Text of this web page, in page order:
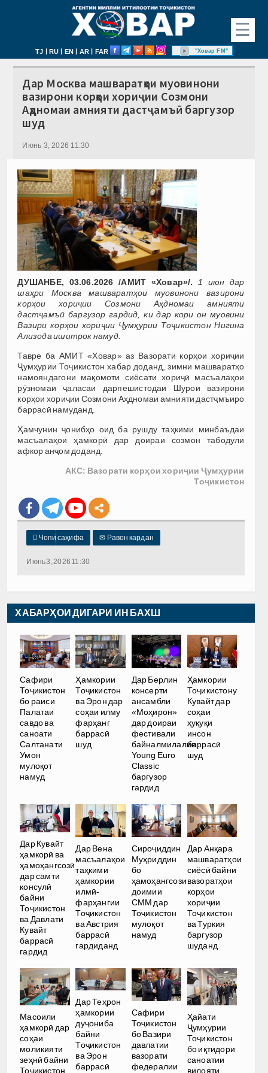
☰
TJ | RU | EN | AR | FAR "Ховар FM"
Дар Москва машваратҳои муовинони
вазирони корҳои хориҷии Созмони
Аҳдномаи амнияти дастҷамъӣ баргузор
шуд
Июнь 3, 2026 11:30
ДУШАНБЕ, 03.06.2026 /АМИТ «Ховар»/.
1 июн дар
шаҳри Москва машваратҳои муовинони вазирони
корҳои хориҷии Созмони Аҳдномаи амнияти
дастҷамъӣ баргузор гардид, ки дар кори он муовини
Вазири корҳои хориҷии Ҷумҳурии Тоҷикистон Нигина
Ализода ишитрок намуд.
Тавре ба АМИТ «Ховар» аз Вазорати корҳои хориҷии
Ҷумҳурии Тоҷикистон хабар доданд, зимни машваратҳо
намояндагони мақомоти сиёсати хориҷӣ масъалаҳои
рӯзномаи ҷаласаи дарпешистодаи Шурои вазирони
корҳои хориҷии Созмони Аҳдномаи амнияти дастҷмъиро
баррасӣ намуданд.
Ҳамчунин ҷонибҳо оид ба рушду таҳкими минбаъдаи
масъалаҳои ҳамкорӣ дар доираи созмон табодули
афкор анҷом доданд.
АКС: Вазорати корҳои хориҷии Ҷумҳурии
Тоҷикистон
 Чопи саҳифа ✉ Равон кардан
Июнь 3, 2026 11:30
ХАБАРҲОИ ДИГАРИ ИН БАХШ
Сафири
Тоҷикистон
бо раиси
Палатаи
савдо ва
саноати
Салтанати
Умон
мулоқот
намуд
Ҳамкории
Тоҷикистон
ва Эрон дар
соҳаи илму
фарҳанг
баррасӣ
шуд
Дар Берлин
консерти
ансамбли
«Моҳирон»
дар доираи
фестивали
байналмилалии
Young Euro
Classic
баргузор
гардид
Ҳамкории
Тоҷикистону
Кувайт дар
соҳаи
ҳуқуқи
инсон
баррасӣ
шуд
Дар Кувайт
ҳамкорӣ ва
ҳамоҳангсозӣ
дар самти
консулӣ
байни
Тоҷикистон
ва Давлати
Кувайт
баррасӣ
гардид
Дар Вена
масъалаҳои
таҳкими
ҳамкории
илмӣ-
фарҳангии
Тоҷикистон
ва Австрия
баррасӣ
гардиданд
Сироҷиддин
Муҳриддин
бо
ҳамоҳангсози
доимии
СММ дар
Тоҷикистон
мулоқот
намуд
Дар Анқара
машваратҳои
сиёсӣ байни
вазоратҳои
корҳои
хориҷии
Тоҷикистон
ва Туркия
баргузор
шуданд
Масоили
ҳамкорӣ дар
соҳаи
моликияти
зеҳнӣ байни
Тоҷикистон
Дар Теҳрон
ҳамкории
дуҷониба
байни
Тоҷикистон
ва Эрон
баррасӣ
Сафири
Тоҷикистон
бо Вазири
давлатии
вазорати
федералии
Ҳайати
Ҷумҳурии
Тоҷикистон
бо иқтидори
саноатии
вилояти